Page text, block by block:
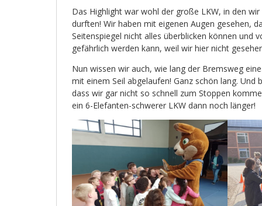
Das Highlight war wohl der große LKW, in den
durften! Wir haben mit eigenen Augen gesehen,
Seitenspiegel nicht alles überblicken können und
gefährlich werden kann, weil wir hier nicht
Nun wissen wir auch, wie lang der Bremsweg
mit einem Seil abgelaufen! Ganz schön lang. Und
dass wir gar nicht so schnell zum Stoppen
ein 6-Elefanten-schwerer LKW dann noch länger!